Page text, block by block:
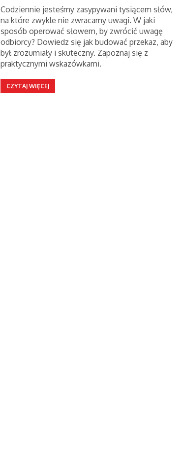
Codziennie jesteśmy zasypywani tysiącem słów,
na które zwykle nie zwracamy uwagi. W jaki
sposób operować słowem, by zwrócić uwagę
odbiorcy? Dowiedz się jak budować przekaz, aby
był zrozumiały i skuteczny. Zapoznaj się z
praktycznymi wskazówkami.
CZYTAJ WIĘCEJ